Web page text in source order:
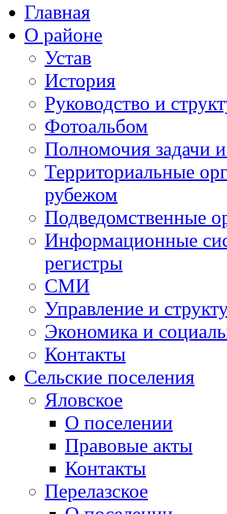
Главная
О районе
Устав
История
Руководство и
Фотоальбом
Полномочия задачи
Территориальные
рубежом
Подведомственные
Информационные
регистры
СМИ
Управление и
Экономика и
Контакты
Сельские поселения
Яловское
О поселении
Правовые акты
Контакты
Перелазское